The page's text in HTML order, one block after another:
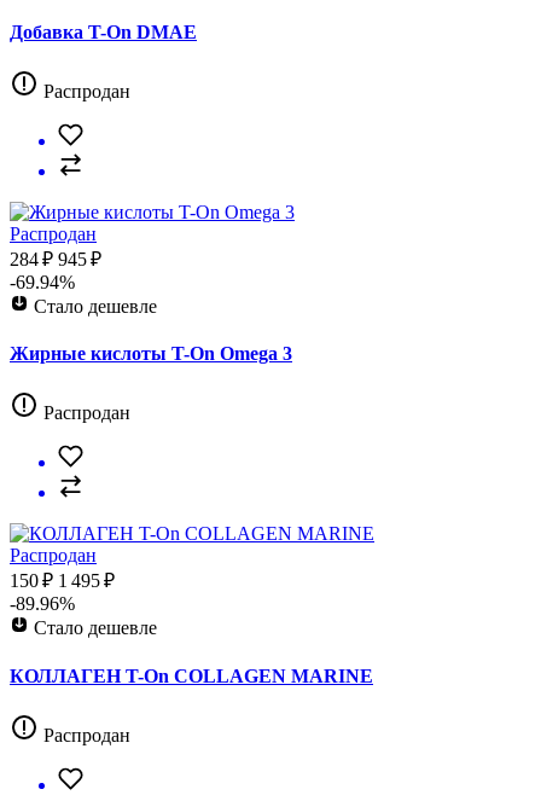
Добавка T-On DMAE
Распродан
Распродан
284 ₽ 945 ₽
-69.94%
Стало дешевле
Жирные кислоты T-On Omega 3
Распродан
Распродан
150 ₽ 1 495 ₽
-89.96%
Стало дешевле
КОЛЛАГЕН T-On COLLAGEN MARINE
Распродан